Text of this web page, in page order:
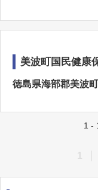
美波町国民健康
徳島県海部郡美波
1 -